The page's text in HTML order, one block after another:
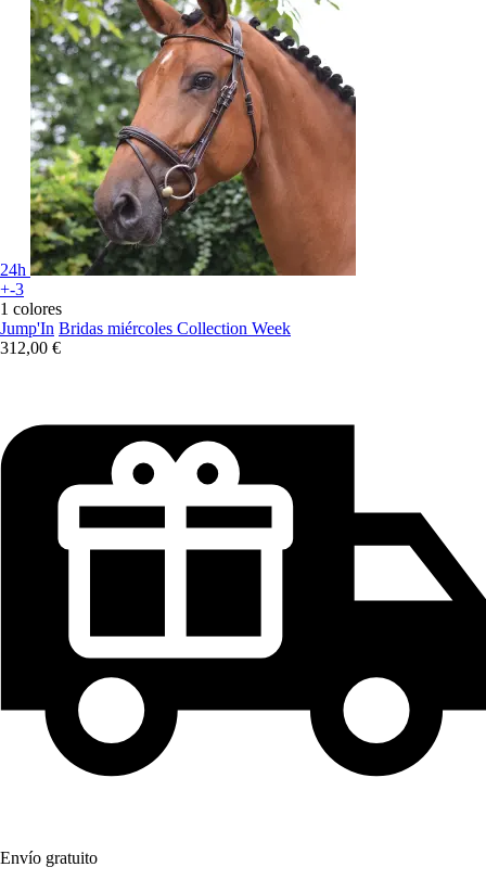
24h
+-3
1 colores
Jump'In Bridas miércoles Collection Week
312,00 €
Envío gratuito